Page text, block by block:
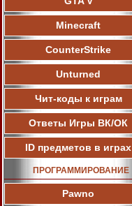
Minecraft
CounterStrike
Unturned
Чит-коды к играм
Ответы Игры ВК/ОК
ID предметов в играх
ПРОГРАММИРОВАНИЕ
Pawnо